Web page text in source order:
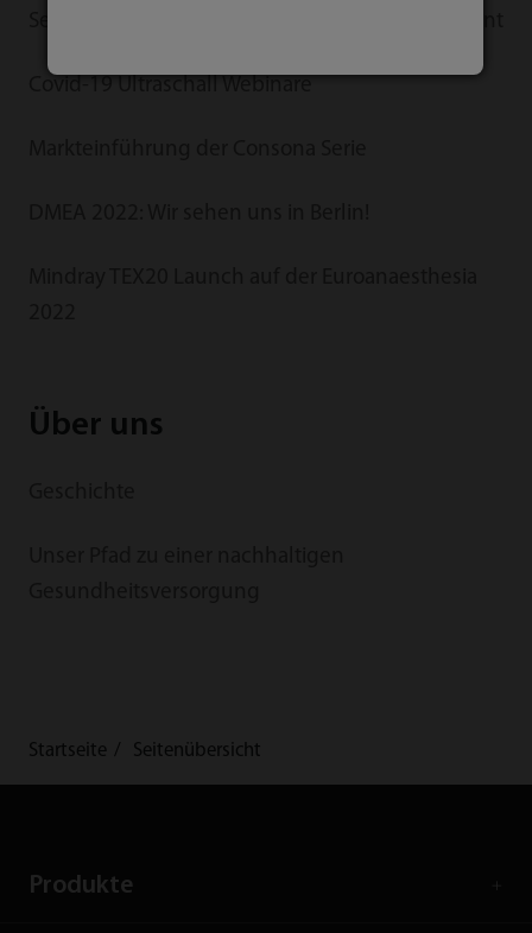
Über uns
Startseite Seitenübersicht
Produkte